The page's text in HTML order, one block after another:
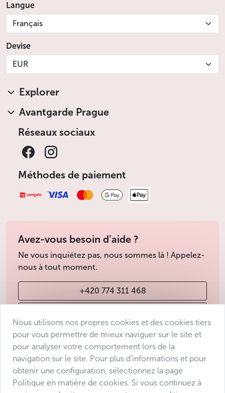
Langue
Français
Devise
EUR
Explorer
Avantgarde Prague
Réseaux sociaux
Méthodes de paiement
Avez-vous besoin d’aide ?
Ne vous inquiétez pas, nous sommes là ! Appelez-
nous à tout moment.
+420 774 311 468
Conditions de vente
Protection des données
Déclaration d’accessibilité
Nous utilisons nos propres cookies et des cookies tiers
pour vous permettre de mieux naviguer sur le site et
pour analyser votre comportement lors de la
navigation sur le site. Pour plus d’informations et pour
obtenir une configuration, sélectionnez la page
Politique en matière de cookies. Si vous continuez à